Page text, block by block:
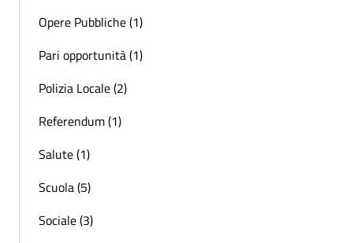
Opere Pubbliche (1)
Pari opportunità (1)
Polizia Locale (2)
Referendum (1)
Salute (1)
Scuola (5)
Sociale (3)